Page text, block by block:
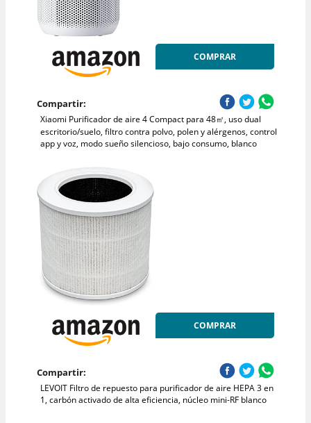
COMPRAR
Compartir:
Xiaomi Purificador de aire 4 Compact para 48㎡, uso dual
escritorio/suelo, filtro contra polvo, polen y alérgenos, control
app y voz, modo sueño silencioso, bajo consumo, blanco
COMPRAR
Compartir:
LEVOIT Filtro de repuesto para purificador de aire HEPA 3 en
1, carbón activado de alta eficiencia, núcleo mini-RF blanco